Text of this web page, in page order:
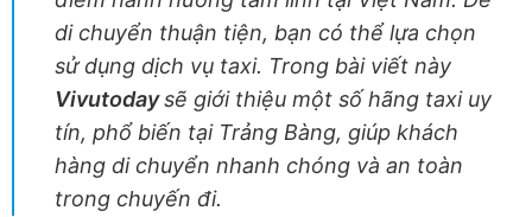
di chuyển thuận tiện, bạn có thể lựa chọn
sử dụng dịch vụ taxi. Trong bài viết này
Vivutodaysẽ giới thiệu một số hãng taxi uy
tín, phổ biến tại Trảng Bàng, giúp khách
hàng di chuyển nhanh chóng và an toàn
trong chuyến đi.